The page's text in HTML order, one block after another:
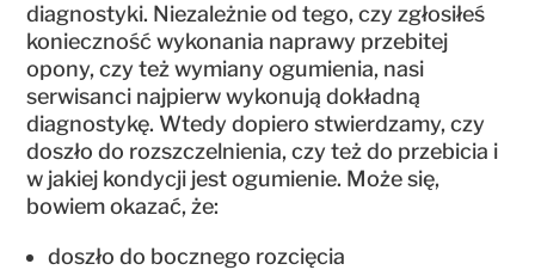
diagnostyki. Niezależnie od tego, czy zgłosiłeś
konieczność wykonania naprawy przebitej
opony, czy też wymiany ogumienia, nasi
serwisanci najpierw wykonują dokładną
diagnostykę. Wtedy dopiero stwierdzamy, czy
doszło do rozszczelnienia, czy też do przebicia i
w jakiej kondycji jest ogumienie. Może się,
bowiem okazać, że:
doszło do bocznego rozcięcia